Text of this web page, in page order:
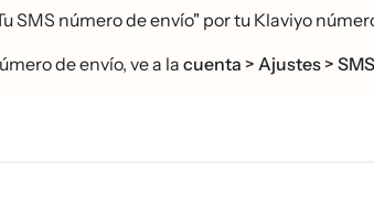
SMS número de envío" por tu Klaviyo
de envío, ve a la cuenta > Ajustes >